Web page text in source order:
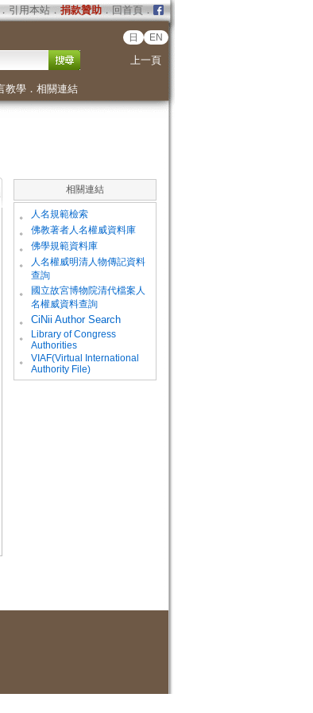
． 引用本站． 捐款贊助．回首頁．
日 EN
上一頁
教學． 相關連結
相關連結
。 人名規範檢索
。 佛教著者人名權威資料庫
。 佛學規範資料庫
。
人名權威明清人物傳記資料
查詢
。
國立故宮博物院清代檔案人
名權威資料查詢
。
CiNii Author Search
。
Library of Congress
Authorities
。
VIAF(Virtual International
Authority File)